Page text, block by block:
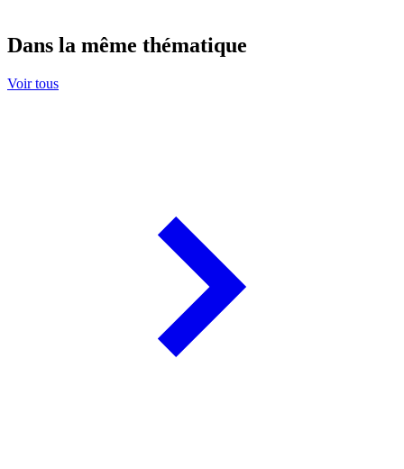
Dans la même thématique
Voir tous